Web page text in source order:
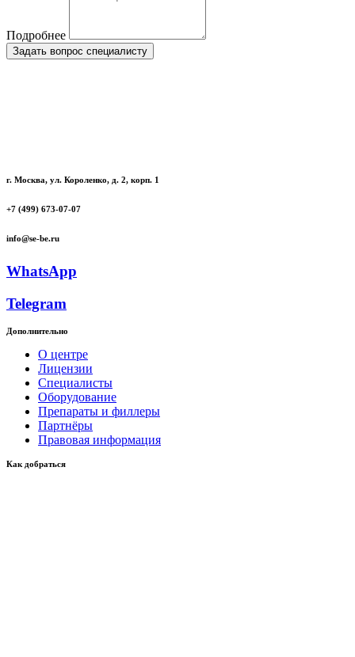
Подробнее
Задать вопрос специалисту
г. Москва, ул. Короленко, д. 2, корп. 1
+7 (499) 673-07-07
info@se-be.ru
WhatsApp
Telegram
Дополнительно
О центре
Лицензии
Специалисты
Оборудование
Препараты и филлеры
Партнёры
Правовая информация
Как добраться